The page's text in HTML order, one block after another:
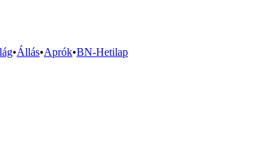
•Állás•Aprók•BN-Hetilap